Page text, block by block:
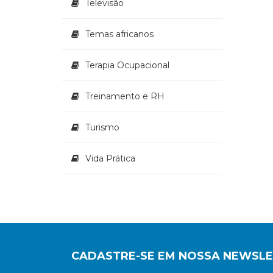
Televisão
Temas africanos
Terapia Ocupacional
Treinamento e RH
Turismo
Vida Prática
CADASTRE-SE EM NOSSA